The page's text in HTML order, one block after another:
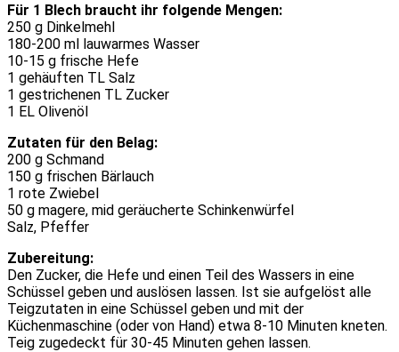
Für 1 Blech braucht ihr folgende Mengen:
250 g Dinkelmehl
180-200 ml lauwarmes Wasser
10-15 g frische Hefe
1 gehäuften TL Salz
1 gestrichenen TL Zucker
1 EL Olivenöl
Zutaten für den Belag:
200 g Schmand
150 g frischen Bärlauch
1 rote Zwiebel
50 g magere, mid geräucherte Schinkenwürfel
Salz, Pfeffer
Zubereitung:
Den Zucker, die Hefe und einen Teil des Wassers in eine
Schüssel geben und auslösen lassen. Ist sie aufgelöst alle
Teigzutaten in eine Schüssel geben und mit der
Küchenmaschine (oder von Hand) etwa 8-10 Minuten kneten.
Teig zugedeckt für 30-45 Minuten gehen lassen.